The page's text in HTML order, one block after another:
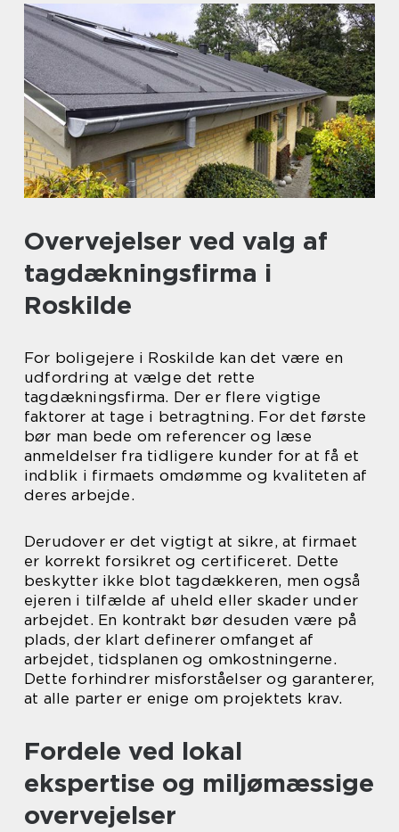
Overvejelser ved valg af
tagdækningsfirma i
Roskilde
For boligejere i Roskilde kan det være en
udfordring at vælge det rette
tagdækningsfirma. Der er flere vigtige
faktorer at tage i betragtning. For det første
bør man bede om referencer og læse
anmeldelser fra tidligere kunder for at få et
indblik i firmaets omdømme og kvaliteten af
deres arbejde.
Derudover er det vigtigt at sikre, at firmaet
er korrekt forsikret og certificeret. Dette
beskytter ikke blot tagdækkeren, men også
ejeren i tilfælde af uheld eller skader under
arbejdet. En kontrakt bør desuden være på
plads, der klart definerer omfanget af
arbejdet, tidsplanen og omkostningerne.
Dette forhindrer misforståelser og garanterer,
at alle parter er enige om projektets krav.
Fordele ved lokal
ekspertise og miljømæssige
overvejelser